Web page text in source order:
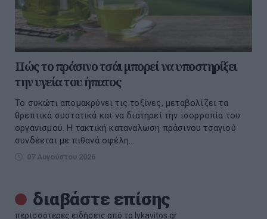
Πώς το πράσινο τσάι μπορεί να υποστηρίξει
την υγεία του ήπατος
Το συκώτι απομακρύνει τις τοξίνες, μεταβολίζει τα
θρεπτικά συστατικά και να διατηρεί την ισορροπία του
οργανισμού. Η τακτική κατανάλωση πράσινου τσαγιού
συνδέεται με πιθανά οφέλη...
07 Αυγούστου 2026
διαβάστε επίσης
περισσότερες ειδήσεις από το lykavitos.gr